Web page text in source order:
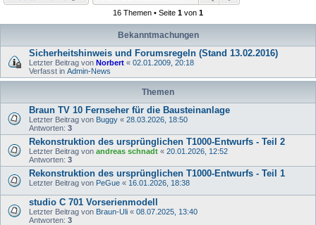
16 Themen • Seite 1 von 1
Bekanntmachungen
Sicherheitshinweis und Forumsregeln (Stand 13.02.2016)
Letzter Beitrag von Norbert « 02.01.2009, 20:18
Verfasst in Admin-News
Themen
Braun TV 10 Fernseher für die Bausteinanlage
Letzter Beitrag von Buggy « 28.03.2026, 18:50
Antworten: 3
Rekonstruktion des ursprünglichen T1000-Entwurfs - Teil 2
Letzter Beitrag von andreas schnadt « 20.01.2026, 12:52
Antworten: 3
Rekonstruktion des ursprünglichen T1000-Entwurfs - Teil 1
Letzter Beitrag von PeGue « 16.01.2026, 18:38
studio C 701 Vorserienmodell
Letzter Beitrag von Braun-Uli « 08.07.2025, 13:40
Antworten: 3